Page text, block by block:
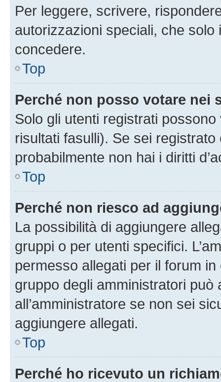
Per leggere, scrivere,
autorizzazioni speciali, che solo
concedere.
Top
Perché non posso votare nei
Solo gli utenti registrati
risultati fasulli). Se sei
probabilmente non hai i diritti
Top
Perché non riesco ad
La possibilità di aggiungere
gruppi o per utenti specifici.
permesso allegati per il forum
gruppo degli amministratori può
all’amministratore se non sei
aggiungere allegati.
Top
Perché ho ricevuto un